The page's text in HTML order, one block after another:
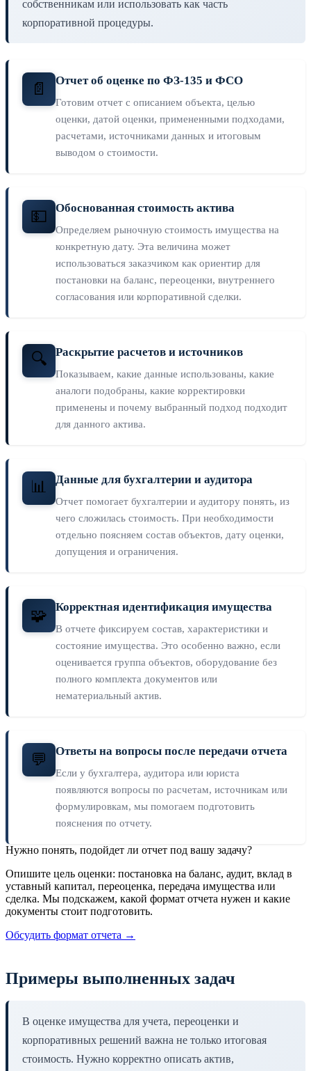
собственникам или использовать как часть
корпоративной процедуры.
📄 Отчет об оценке по ФЗ-135 и ФСО
Готовим отчет с описанием объекта, целью
оценки, датой оценки, примененными подходами,
расчетами, источниками данных и итоговым
выводом о стоимости.
💵 Обоснованная стоимость актива
Определяем рыночную стоимость имущества на
конкретную дату. Эта величина может
использоваться заказчиком как ориентир для
постановки на баланс, переоценки, внутреннего
согласования или корпоративной сделки.
🔍 Раскрытие расчетов и источников
Показываем, какие данные использованы, какие
аналоги подобраны, какие корректировки
применены и почему выбранный подход подходит
для данного актива.
📊 Данные для бухгалтерии и аудитора
Отчет помогает бухгалтерии и аудитору понять, из
чего сложилась стоимость. При необходимости
отдельно поясняем состав объектов, дату оценки,
допущения и ограничения.
🧩 Корректная идентификация имущества
В отчете фиксируем состав, характеристики и
состояние имущества. Это особенно важно, если
оценивается группа объектов, оборудование без
полного комплекта документов или
нематериальный актив.
💬 Ответы на вопросы после передачи отчета
Если у бухгалтера, аудитора или юриста
появляются вопросы по расчетам, источникам или
формулировкам, мы помогаем подготовить
пояснения по отчету.
Нужно понять, подойдет ли отчет под вашу задачу?
Опишите цель оценки: постановка на баланс, аудит, вклад в
уставный капитал, переоценка, передача имущества или
сделка. Мы подскажем, какой формат отчета нужен и какие
документы стоит подготовить.
Обсудить формат отчета →
Примеры выполненных задач
В оценке имущества для учета, переоценки и
корпоративных решений важна не только итоговая
стоимость. Нужно корректно описать актив,